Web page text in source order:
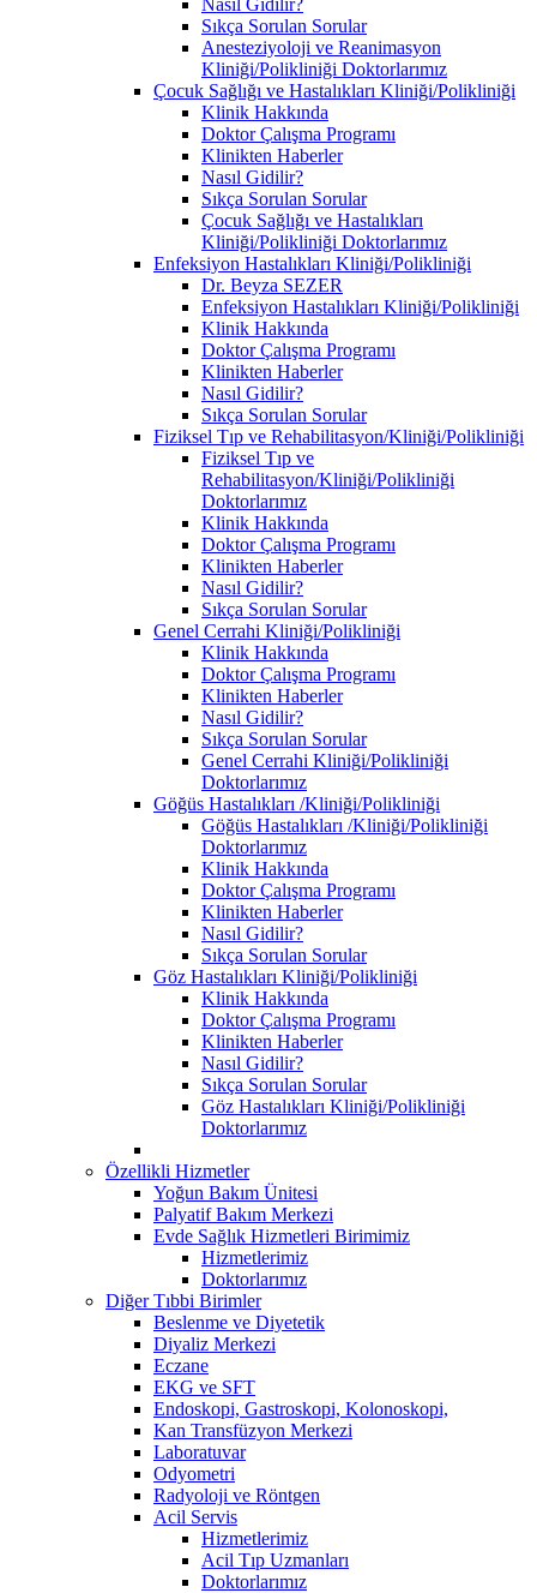
Sıkça Sorulan Sorular
Anesteziyoloji ve Reanimasyon
Kliniği/Polikliniği Doktorlarımız
Çocuk Sağlığı ve Hastalıkları Kliniği/Polikliniği
Klinik Hakkında
Doktor Çalışma Programı
Klinikten Haberler
Nasıl Gidilir?
Sıkça Sorulan Sorular
Çocuk Sağlığı ve Hastalıkları
Kliniği/Polikliniği Doktorlarımız
Enfeksiyon Hastalıkları Kliniği/Polikliniği
Dr. Beyza SEZER
Enfeksiyon Hastalıkları Kliniği/Polikliniği
Klinik Hakkında
Doktor Çalışma Programı
Klinikten Haberler
Nasıl Gidilir?
Sıkça Sorulan Sorular
Fiziksel Tıp ve Rehabilitasyon/Kliniği/Polikliniği
Fiziksel Tıp ve
Rehabilitasyon/Kliniği/Polikliniği
Doktorlarımız
Klinik Hakkında
Doktor Çalışma Programı
Klinikten Haberler
Nasıl Gidilir?
Sıkça Sorulan Sorular
Genel Cerrahi Kliniği/Polikliniği
Klinik Hakkında
Doktor Çalışma Programı
Klinikten Haberler
Nasıl Gidilir?
Sıkça Sorulan Sorular
Genel Cerrahi Kliniği/Polikliniği
Doktorlarımız
Göğüs Hastalıkları /Kliniği/Polikliniği
Göğüs Hastalıkları /Kliniği/Polikliniği
Doktorlarımız
Klinik Hakkında
Doktor Çalışma Programı
Klinikten Haberler
Nasıl Gidilir?
Sıkça Sorulan Sorular
Göz Hastalıkları Kliniği/Polikliniği
Klinik Hakkında
Doktor Çalışma Programı
Klinikten Haberler
Nasıl Gidilir?
Sıkça Sorulan Sorular
Göz Hastalıkları Kliniği/Polikliniği
Doktorlarımız
Özellikli Hizmetler
Yoğun Bakım Ünitesi
Palyatif Bakım Merkezi
Evde Sağlık Hizmetleri Birimimiz
Hizmetlerimiz
Doktorlarımız
Diğer Tıbbi Birimler
Beslenme ve Diyetetik
Diyaliz Merkezi
Eczane
EKG ve SFT
Endoskopi, Gastroskopi, Kolonoskopi,
Kan Transfüzyon Merkezi
Laboratuvar
Odyometri
Radyoloji ve Röntgen
Acil Servis
Hizmetlerimiz
Acil Tıp Uzmanları
Doktorlarımız